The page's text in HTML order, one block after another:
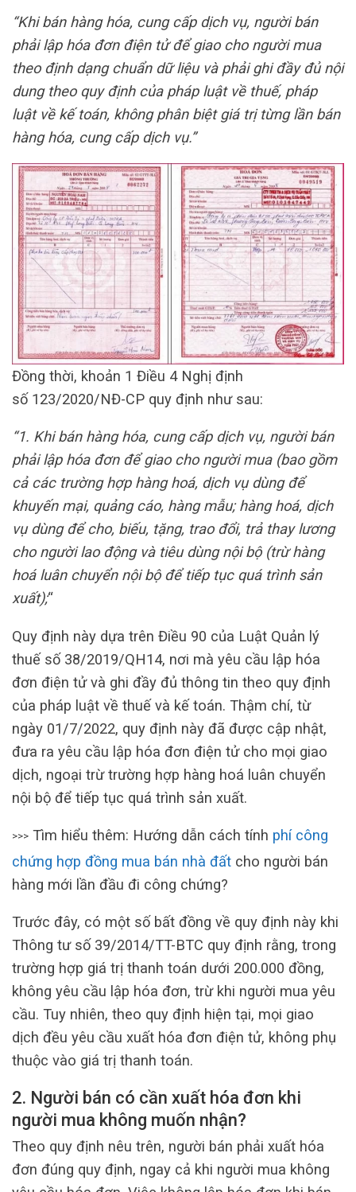
“Khi bán hàng hóa, cung cấp dịch vụ, người bán
phải lập hóa đơn điện tử để giao cho người mua
theo định dạng chuẩn dữ liệu và phải ghi đầy đủ nội
dung theo quy định của pháp luật về thuế, pháp
luật về kế toán, không phân biệt giá trị từng lần bán
hàng hóa, cung cấp dịch vụ.”
Đồng thời, khoản 1 Điều 4 Nghị định
số 123/2020/NĐ-CP quy định như sau:
“1. Khi bán hàng hóa, cung cấp dịch vụ, người bán
phải lập hóa đơn để giao cho người mua (bao gồm
cả các trường hợp hàng hoá, dịch vụ dùng để
khuyến mại, quảng cáo, hàng mẫu; hàng hoá, dịch
vụ dùng để cho, biếu, tặng, trao đổi, trả thay lương
cho người lao động và tiêu dùng nội bộ (trừ hàng
hoá luân chuyển nội bộ để tiếp tục quá trình sản
xuất);“
Quy định này dựa trên Điều 90 của Luật Quản lý
thuế số 38/2019/QH14, nơi mà yêu cầu lập hóa
đơn điện tử và ghi đầy đủ thông tin theo quy định
của pháp luật về thuế và kế toán. Thậm chí, từ
ngày 01/7/2022, quy định này đã được cập nhật,
đưa ra yêu cầu lập hóa đơn điện tử cho mọi giao
dịch, ngoại trừ trường hợp hàng hoá luân chuyển
nội bộ để tiếp tục quá trình sản xuất.
>>> Tìm hiểu thêm: Hướng dẫn cách tính phí công
chứng hợp đồng mua bán nhà đất cho người bán
hàng mới lần đầu đi công chứng?
Trước đây, có một số bất đồng về quy định này khi
Thông tư số 39/2014/TT-BTC quy định rằng, trong
trường hợp giá trị thanh toán dưới 200.000 đồng,
không yêu cầu lập hóa đơn, trừ khi người mua yêu
cầu. Tuy nhiên, theo quy định hiện tại, mọi giao
dịch đều yêu cầu xuất hóa đơn điện tử, không phụ
thuộc vào giá trị thanh toán.
2. Người bán có cần xuất hóa đơn khi
người mua không muốn nhận?
Theo quy định nêu trên, người bán phải xuất hóa
đơn đúng quy định, ngay cả khi người mua không